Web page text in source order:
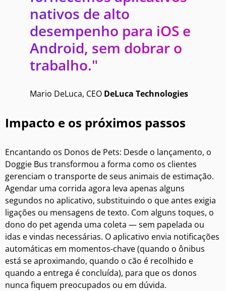
nativos de alto
desempenho para iOS e
Android, sem dobrar o
trabalho."
Mario DeLuca, CEO DeLuca Technologies
Impacto e os próximos passos
Encantando os Donos de Pets: Desde o lançamento, o
Doggie Bus transformou a forma como os clientes
gerenciam o transporte de seus animais de estimação.
Agendar uma corrida agora leva apenas alguns
segundos no aplicativo, substituindo o que antes exigia
ligações ou mensagens de texto. Com alguns toques, o
dono do pet agenda uma coleta — sem papelada ou
idas e vindas necessárias. O aplicativo envia notificações
automáticas em momentos-chave (quando o ônibus
está se aproximando, quando o cão é recolhido e
quando a entrega é concluída), para que os donos
nunca fiquem preocupados ou em dúvida.